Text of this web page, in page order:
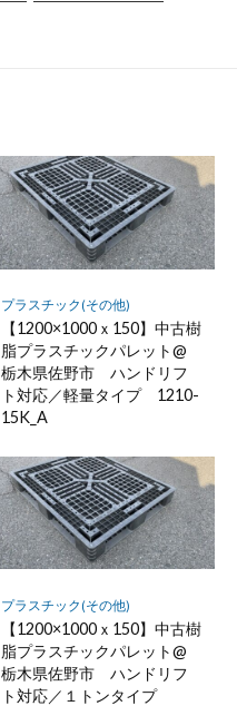
プラスチック(その他)
【1200×1000ｘ150】中古樹
脂プラスチックパレット@
栃木県佐野市 ハンドリフ
ト対応／軽量タイプ 1210-
15K_A
プラスチック(その他)
【1200×1000ｘ150】中古樹
脂プラスチックパレット@
栃木県佐野市 ハンドリフ
ト対応／１トンタイプ